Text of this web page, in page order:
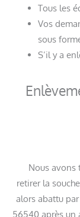
Tous les
Vos
sous
S’il y a
Nous avons
retirer la
alors abattu
56540 après un